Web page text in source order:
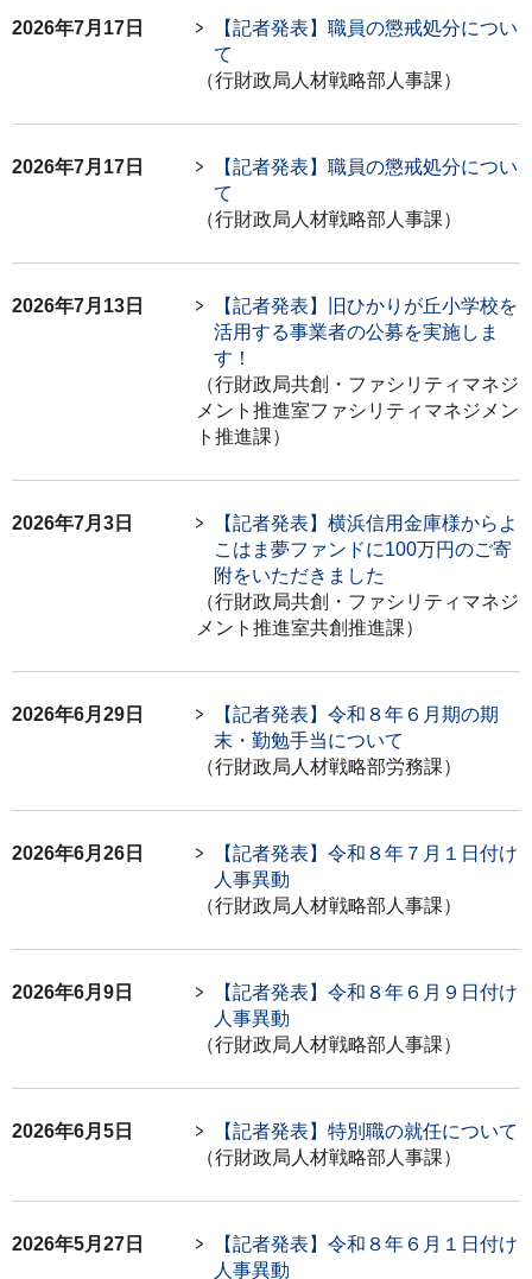
2026年7月17日
【記者発表】職員の懲戒処分につい
て
（行財政局人材戦略部人事課）
2026年7月17日
【記者発表】職員の懲戒処分につい
て
（行財政局人材戦略部人事課）
2026年7月13日
【記者発表】旧ひかりが丘小学校を
活用する事業者の公募を実施しま
す！
（行財政局共創・ファシリティマネジ
メント推進室ファシリティマネジメン
ト推進課）
2026年7月3日
【記者発表】横浜信用金庫様からよ
こはま夢ファンドに100万円のご寄
附をいただきました
（行財政局共創・ファシリティマネジ
メント推進室共創推進課）
2026年6月29日
【記者発表】令和８年６月期の期
末・勤勉手当について
（行財政局人材戦略部労務課）
2026年6月26日
【記者発表】令和８年７月１日付け
人事異動
（行財政局人材戦略部人事課）
2026年6月9日
【記者発表】令和８年６月９日付け
人事異動
（行財政局人材戦略部人事課）
2026年6月5日
【記者発表】特別職の就任について
（行財政局人材戦略部人事課）
2026年5月27日
【記者発表】令和８年６月１日付け
人事異動